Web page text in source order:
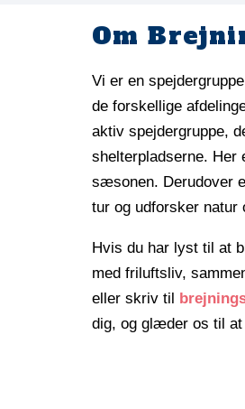
Om
Vi er en
de forskellige
aktiv spejdergruppe,
shelterpladserne.
sæsonen. Derudover
tur og udforsker natur
Hvis du har lyst til at
med friluftsliv,
eller skriv til
dig, og glæder os til